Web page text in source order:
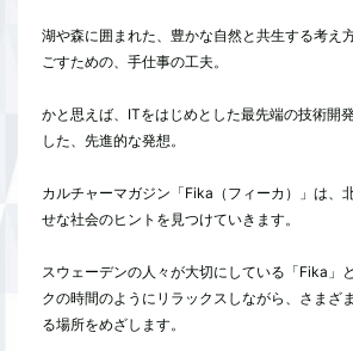
湖や森に囲まれた、豊かな自然と共生する考え
ごすための、手仕事の工夫。
かと思えば、ITをはじめとした最先端の技術開
した、先進的な発想。
カルチャーマガジン「Fika（フィーカ）」は、
せな社会のヒントを見つけていきます。
スウェーデンの人々が大切にしている「Fika」
クの時間のようにリラックスしながら、さまざ
る場所をめざします。